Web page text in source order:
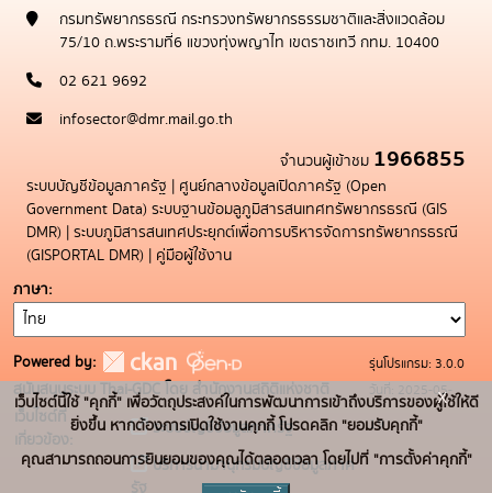
กรมทรัพยากรธรณี กระทรวงทรัพยากรธรรมชาติและสิ่งแวดล้อม
75/10 ถ.พระรามที่6 แขวงทุ่งพญาไท เขตราชเทวี กทม. 10400
02 621 9692
infosector@dmr.mail.go.th
จำนวนผู้เข้าชม 1966855
ระบบบัญชีข้อมูลภาครัฐ | ศูนย์กลางข้อมูลเปิดภาครัฐ (Open
Government Data) ระบบฐานข้อมลูภูมิสารสนเทศทรัพยากรธรณี (GIS
DMR) | ระบบภูมิสารสนเทศประยุกต์เพื่อการบริหารจัดการทรัพยากรธรณี
(GISPORTAL DMR) | คู่มือผู้ใช้งาน
ภาษา
Powered by:
สนับสนุนระบบ Thai-GDC โดย สำนักงานสถิติแห่งชาติ
เว็บไซต์ที่
เกี่ยวข้อง:
ระบบบัญชีข้อมูลภาครัฐ
บริการนามานุกรมบัญชีข้อมูลภาค
รัฐ
รุ่นโปรแกรม: 3.0.0
วันที่: 2025-05-
19
เว็บไซต์นี้ใช้ "คุกกี้" เพื่อวัตถุประสงค์ในการพัฒนาการเข้าถึงบริการของผู้ใช้ให้ดี
ยิ่งขึ้น หากต้องการเปิดใช้งานคุกกี้ โปรดคลิก "ยอมรับคุกกี้"
คุณสามารถถอนการยินยอมของคุณได้ตลอดเวลา โดยไปที่ "การตั้งค่าคุกกี้"
x